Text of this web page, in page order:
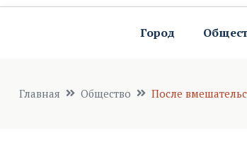
Город
Главная Общество После